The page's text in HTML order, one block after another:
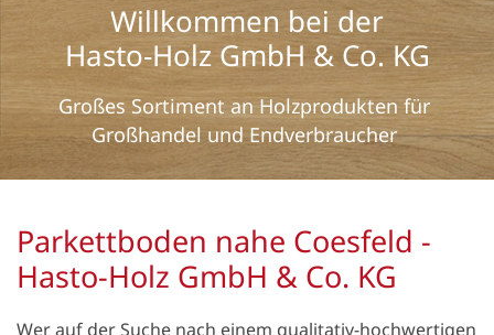
Willkommen bei der
Hasto-Holz GmbH & Co. KG
Großes Sortiment an Holzprodukten für
Großhandel und Endverbraucher
Parkettboden nahe Coesfeld -
Hasto-Holz GmbH & Co. KG
Wer auf der Suche nach einem qualitativ-hochwertigen